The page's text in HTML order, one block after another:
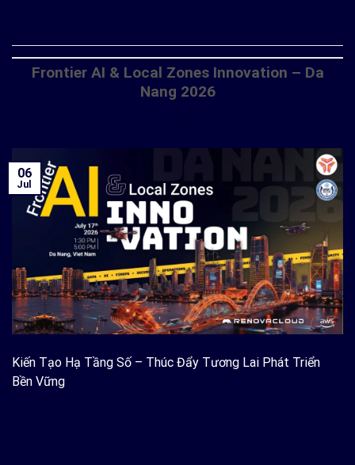
Frontier AI & Local Zones Innovation – Da
Nang 2026
06
Jul
Kiến Tạo Hạ Tầng Số – Thúc Đẩy Tương Lai Phát Triển
Bền Vững